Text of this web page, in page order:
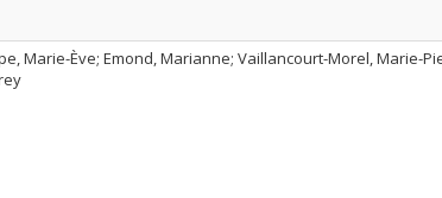
Marie-Ève; Emond, Marianne; Vaillancourt-Morel, Marie-